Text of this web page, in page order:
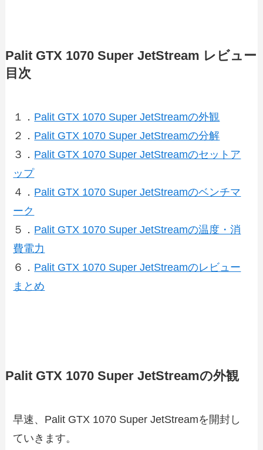
Palit GTX 1070 Super JetStream レビュー
目次
１． Palit GTX 1070 Super JetStreamの外観
２． Palit GTX 1070 Super JetStreamの分解
３． Palit GTX 1070 Super JetStreamのセットア
ップ
４． Palit GTX 1070 Super JetStreamのベンチマ
ーク
５． Palit GTX 1070 Super JetStreamの温度・消
費電力
６． Palit GTX 1070 Super JetStreamのレビュー
まとめ
Palit GTX 1070 Super JetStreamの外観
早速、Palit GTX 1070 Super JetStreamを開封し
ていきます。